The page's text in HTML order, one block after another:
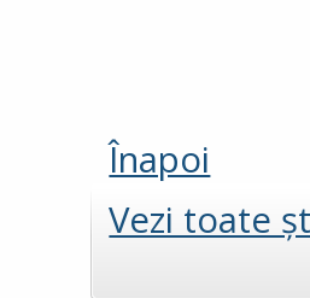
Înapoi
Vezi toate